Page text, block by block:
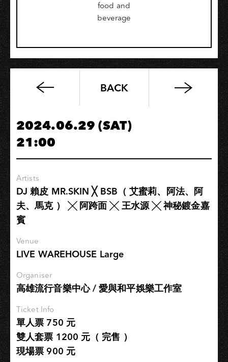
food and
beverage
惘
X
JAMBINAI
2024
亞
演-
高
BACK
2024.06.29 (SAT)
21:00
Artists
DJ 賴皮 MR.SKIN ╳ BSB（ 艾蜜莉、阿法、阿
夫、馬克 ） ╳ 阿跨面 ╳ 王水源 ╳ 神秘鍍金嘉
賓
Venue
LIVE WAREHOUSE Large
Organiser
高雄流行音樂中心 / 愛與和平娛樂工作室
Ticket Info
單人票 750 元
雙人套票 1200 元（ 完售 ）
現場票 900 元